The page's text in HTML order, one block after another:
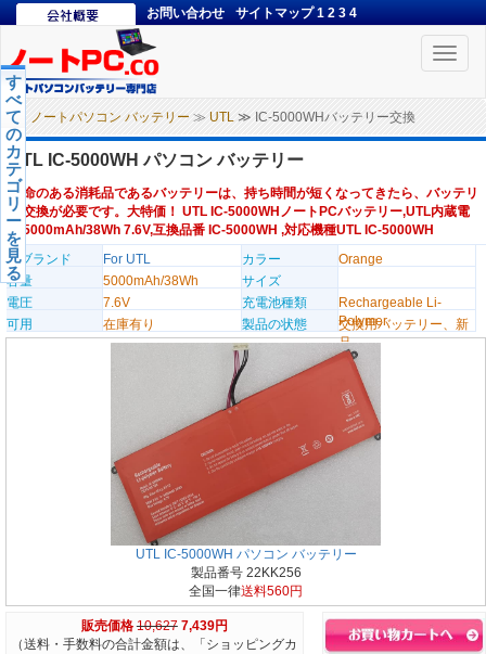
お問い合わせ サイトマップ 1 2 3 4
Toggle
ノートパソコン バッテリー ≫ UTL ≫ IC-5000WHバッテリー交換
す
べ
て
の
カ
テ
ゴ
リ
ー
を
見
る
UTL IC-5000WH パソコン バッテリー
寿命のある消耗品であるバッテリーは、持ち時間が短くなってきたら、バッテリ
ー交換が必要です。大特価！ UTL IC-5000WHノートPCバッテリー,UTL内蔵電
池5000mAh/38Wh 7.6V,互換品番 IC-5000WH ,対応機種UTL IC-5000WH
のブランド
For UTL カラー
Orange
容量
5000mAh/38Wh
サイズ
電圧
7.6V 充電池種類
Rechargeable Li-
Polymer
可用 在庫有り 製品の状態
交換用バッテリー、新
品
UTL IC-5000WH パソコン バッテリー
製品番号 22KK256
全国一律送料560円
販売価格 10,627 7,439円
（送料・手数料の合計金額は、「ショッピングカ